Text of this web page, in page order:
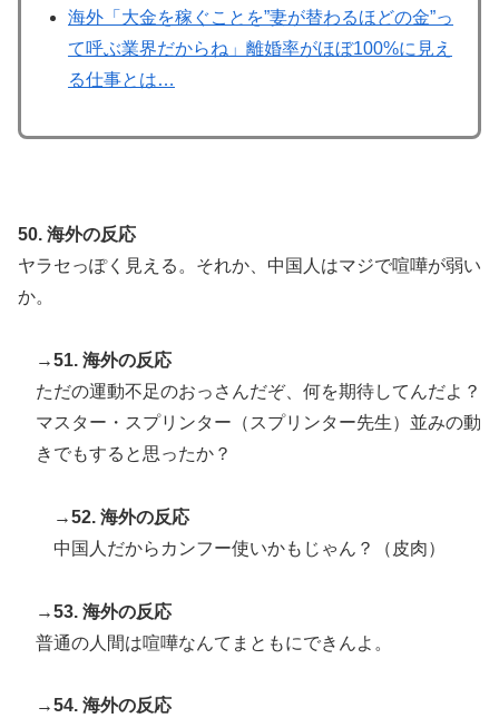
海外「大金を稼ぐことを”妻が替わるほどの金”っ
て呼ぶ業界だからね」離婚率がほぼ100%に見え
る仕事とは…
50. 海外の反応
ヤラセっぽく見える。それか、中国人はマジで喧嘩が弱い
か。
→51. 海外の反応
ただの運動不足のおっさんだぞ、何を期待してんだよ？
マスター・スプリンター（スプリンター先生）並みの動
きでもすると思ったか？
→52. 海外の反応
中国人だからカンフー使いかもじゃん？（皮肉）
→53. 海外の反応
普通の人間は喧嘩なんてまともにできんよ。
→54. 海外の反応